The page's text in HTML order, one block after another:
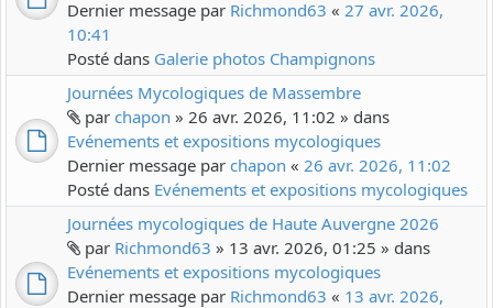
Dernier message par Richmond63 « 27 avr. 2026,
10:41
Posté dans Galerie photos Champignons
Journées Mycologiques de Massembre
par chapon » 26 avr. 2026, 11:02 » dans
Evénements et expositions mycologiques
Dernier message par chapon « 26 avr. 2026, 11:02
Posté dans Evénements et expositions mycologiques
Journées mycologiques de Haute Auvergne 2026
par Richmond63 » 13 avr. 2026, 01:25 » dans
Evénements et expositions mycologiques
Dernier message par Richmond63 « 13 avr. 2026,